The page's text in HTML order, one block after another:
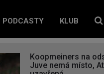
PODCASTY KLUB
Koopmeiners na
Juve nemá místo,